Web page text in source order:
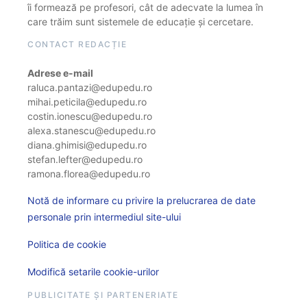
îi formează pe profesori, cât de adecvate la lumea în
care trăim sunt sistemele de educație și cercetare.
CONTACT REDACȚIE
Adrese e-mail
raluca.pantazi@edupedu.ro
mihai.peticila@edupedu.ro
costin.ionescu@edupedu.ro
alexa.stanescu@edupedu.ro
diana.ghimisi@edupedu.ro
stefan.lefter@edupedu.ro
ramona.florea@edupedu.ro
Notă de informare cu privire la prelucrarea de date
personale prin intermediul site-ului
Politica de cookie
Modifică setarile cookie-urilor
PUBLICITATE ȘI PARTENERIATE